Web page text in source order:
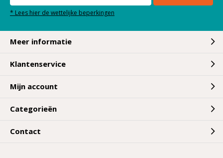
krijgen, heb je verschillende baard producten nodig.
Maak allereerst gebruik van een baardtrimmer. Is je
baard redelijk lang, dan kan je beter eerst de langste
plukjes wegknippen met een schaar, voordat je er met
scheermes om de juiste lijnen in je nek te creëren. Maak
combinatie met een scheerkwast. Vergeet niet dat als je
nodig heeft.
* Lees hier de wettelijke beperkingen
Meer informatie
Klantenservice
Mijn account
Categorieën
Contact